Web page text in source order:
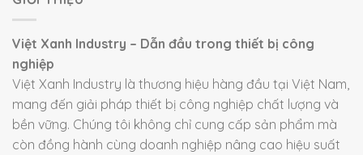
Việt Xanh Industry – Dẫn đầu trong thiết bị công
nghiệp
Việt Xanh Industry là thương hiệu hàng đầu tại Việt Nam,
mang đến giải pháp thiết bị công nghiệp chất lượng và
bền vững. Chúng tôi không chỉ cung cấp sản phẩm mà
còn đồng hành cùng doanh nghiệp nâng cao hiệu suất